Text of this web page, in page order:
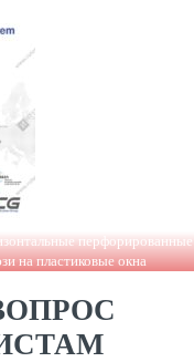
перфорированные
на пластиковые окна